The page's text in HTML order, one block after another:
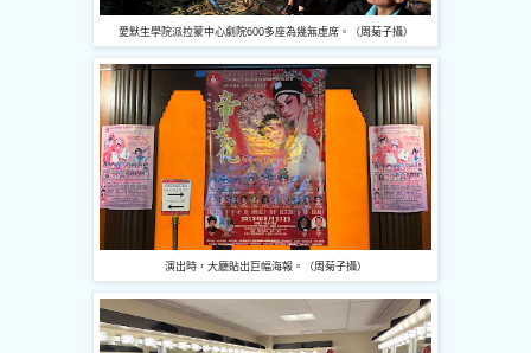
愛默生學院派拉蒙中心劇院600多座為幾無虛席。（周菊子攝）
演出時，大廳貼出巨幅海報。（周菊子攝）